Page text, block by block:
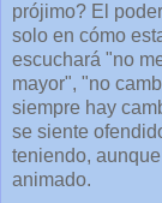
prójimo? El
solo en cómo
escuchará "no
mayor", "no
siempre hay
se siente
teniendo,
animado.